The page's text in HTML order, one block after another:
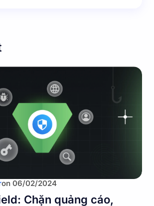
on 06/02/2024
Chặn quảng cáo,